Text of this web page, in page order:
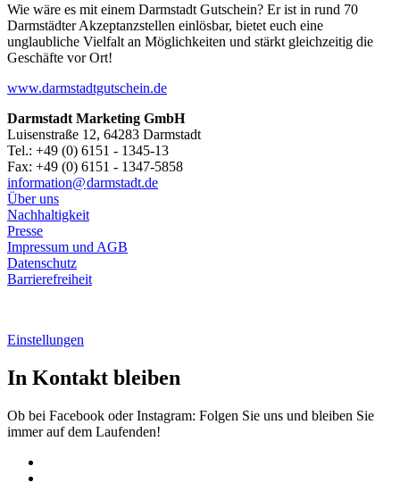
Wie wäre es mit einem Darmstadt Gutschein? Er ist in rund 70
Darmstädter Akzeptanzstellen einlösbar, bietet euch eine
unglaubliche Vielfalt an Möglichkeiten und stärkt gleichzeitig die
Geschäfte vor Ort!
www.darmstadtgutschein.de
Darmstadt Marketing GmbH
Luisenstraße 12, 64283 Darmstadt
Tel.: +49 (0) 6151 - 1345-13
Fax: +49 (0) 6151 - 1347-5858
information@darmstadt.de
Über uns
Nachhaltigkeit
Presse
Impressum und AGB
Datenschutz
Barrierefreiheit
Einstellungen
In Kontakt bleiben
Ob bei Facebook oder Instagram: Folgen Sie uns und bleiben Sie
immer auf dem Laufenden!